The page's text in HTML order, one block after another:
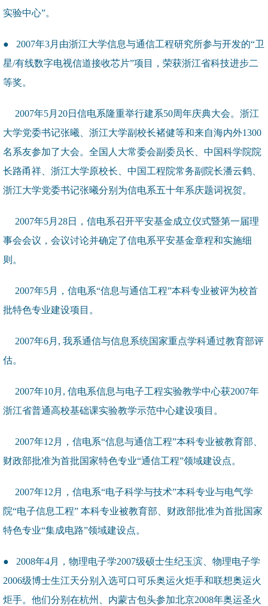
实验中心”。
● 2007年3月由浙江大学信息与通信工程研究所参与开发的“卫
星/有线数字电视信道接收芯片”项目，荣获浙江省科技进步二
等奖。
2007年5月20日信电系隆重举行建系50周年庆典大会。浙江
大学党委书记张曦、浙江大学副校长褚健等和来自海内外1300
名系友参加了大会。全国人大常委会副委员长、中国科学院院
长路甬祥、浙江大学原校长、中国工程院常务副院长潘云鹤、
浙江大学党委书记张曦分别为信电系五十年系庆题词祝贺。
2007年5月28日，信电系召开平安基金成立仪式暨第一届理
事会会议，会议讨论并确定了信电系平安基金章程和实施细
则。
2007年5月，信电系“信息与通信工程”本科专业被评为校首
批特色专业建设项目。
2007年6月, 我系通信与信息系统国家重点学科通过教育部评
估。
2007年10月, 信电系信息与电子工程实验教学中心获2007年
浙江省普通高校基础课实验教学示范中心建设项目。
2007年12月，信电系“信息与通信工程”本科专业被教育部、
财政部批准为首批国家特色专业“通信工程”领域建设点。
2007年12月，信电系“电子科学与技术”本科专业与电气学
院“电子信息工程” 本科专业被教育部、财政部批准为首批国家
特色专业“集成电路”领域建设点。
● 2008年4月，物理电子学2007级硕士生纪玉滨、物理电子学
2006级博士生江天分别入选可口可乐奥运火炬手和联想奥运火
炬手。他们分别在杭州、内蒙古包头参加北京2008年奥运圣火